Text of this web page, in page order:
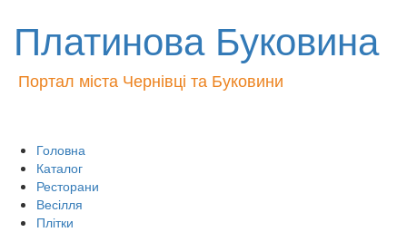
Платинова Буковина
Портал міста Чернівці та Буковини
Головна
Каталог
Ресторани
Весілля
Плітки